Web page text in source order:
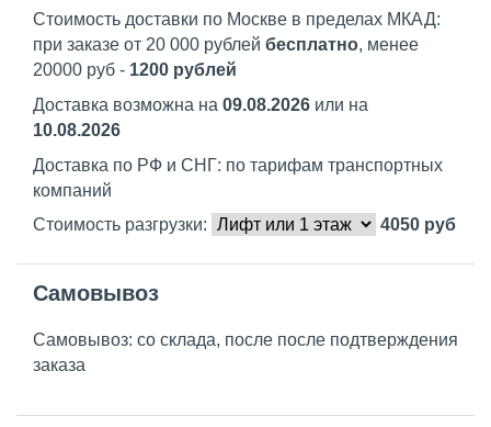
Стоимость доставки по Москве в пределах МКАД:
при заказе от 20 000 рублей бесплатно, менее
20000 руб - 1200 рублей
Доставка возможна на 09.08.2026 или на
10.08.2026
Доставка по РФ и СНГ: по тарифам транспортных
компаний
Стоимость разгрузки:
4050 руб
Самовывоз
Самовывоз: со склада, после после подтверждения
заказа